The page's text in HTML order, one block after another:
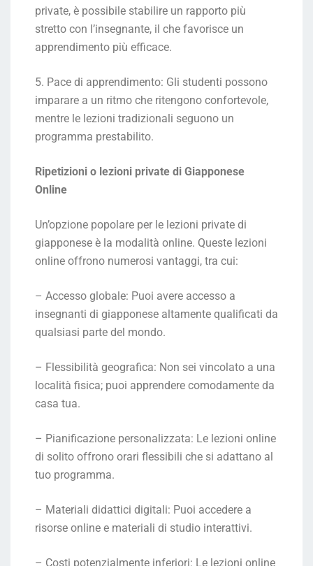
private, è possibile stabilire un rapporto più
stretto con l’insegnante, il che favorisce un
apprendimento più efficace.
5. Pace di apprendimento: Gli studenti possono
imparare a un ritmo che ritengono confortevole,
mentre le lezioni tradizionali seguono un
programma prestabilito.
Ripetizioni o lezioni private di Giapponese
Online
Un’opzione popolare per le lezioni private di
giapponese è la modalità online. Queste lezioni
online offrono numerosi vantaggi, tra cui:
– Accesso globale: Puoi avere accesso a
insegnanti di giapponese altamente qualificati da
qualsiasi parte del mondo.
– Flessibilità geografica: Non sei vincolato a una
località fisica; puoi apprendere comodamente da
casa tua.
– Pianificazione personalizzata: Le lezioni online
di solito offrono orari flessibili che si adattano al
tuo programma.
– Materiali didattici digitali: Puoi accedere a
risorse online e materiali di studio interattivi.
– Costi potenzialmente inferiori: Le lezioni online